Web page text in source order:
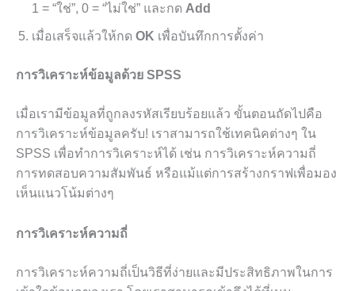
1 = “ใช่”, 0 = “ไม่ใช่” และกด Add
เมื่อเสร็จแล้วให้กด OK เพื่อบันทึกการตั้งค่า
การวิเคราะห์ข้อมูลด้วย SPSS
เมื่อเรามีข้อมูลที่ถูกลงรหัสเรียบร้อยแล้ว ขั้นตอนถัดไปคือ
การวิเคราะห์ข้อมูลครับ! เราสามารถใช้เทคนิคต่างๆ ใน
SPSS เพื่อทำการวิเคราะห์ได้ เช่น การวิเคราะห์ความถี่
การทดสอบความสัมพันธ์ หรือแม้แต่การสร้างกราฟเพื่อมอง
เห็นแนวโน้มต่างๆ
การวิเคราะห์ความถี่
การวิเคราะห์ความถี่เป็นวิธีที่ง่ายและมีประสิทธิภาพในการ